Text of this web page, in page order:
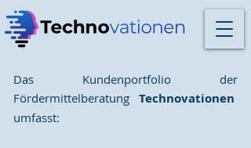
Das Kundenportfolio der
Fördermittelberatung Technovationen
umfasst: